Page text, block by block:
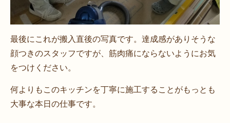
最後にこれが搬入直後の写真です。達成感がありそうな
顔つきのスタッフですが、筋肉痛にならないようにお気
をつけください。
何よりもこのキッチンを丁寧に施工することがもっとも
大事な本日の仕事です。